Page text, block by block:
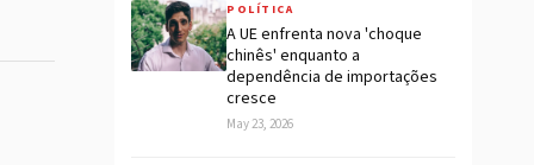
POLÍTICA
A UE enfrenta nova 'choque
chinês' enquanto a
dependência de importações
cresce
May 23, 2026